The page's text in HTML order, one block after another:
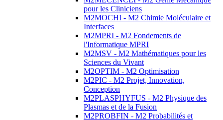
pour les Cliniciens
M2MOCHI - M2 Chimie Moléculaire et
Interfaces
M2MPRI - M2 Fondements de
l'Informatique MPRI
M2MSV - M2 Mathématiques pour les
Sciences du Vivant
M2OPTIM - M2 Optimisation
M2PIC - M2 Projet, Innovation,
Conception
M2PLASPHYFUS - M2 Physique des
Plasmas et de la Fusion
M2PROBFIN - M2 Probabilités et